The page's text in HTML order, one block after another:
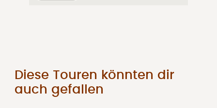
Diese Touren könnten dir
auch gefallen